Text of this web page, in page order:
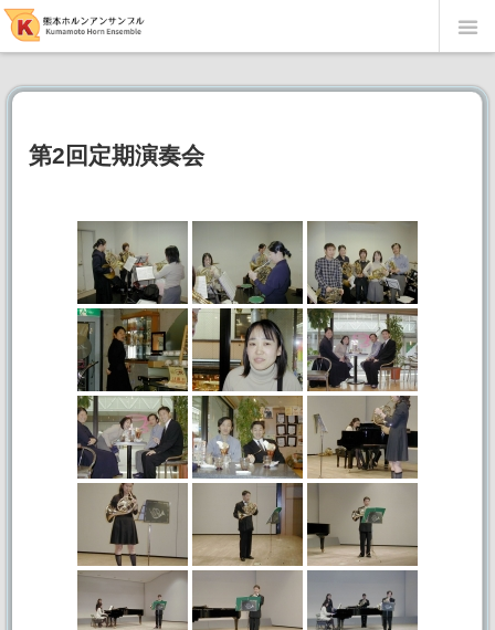
第2回定期演奏会
当団オリジナル編曲楽譜
English page
リンク集
写真館
第51回定期演奏会～
第51回定期演奏会
第41回～第50回記念定期演奏会
第50回記念定期演奏会